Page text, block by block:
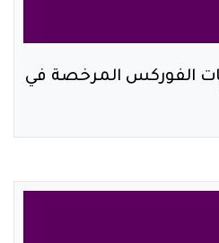
الفوركس المرخصة في